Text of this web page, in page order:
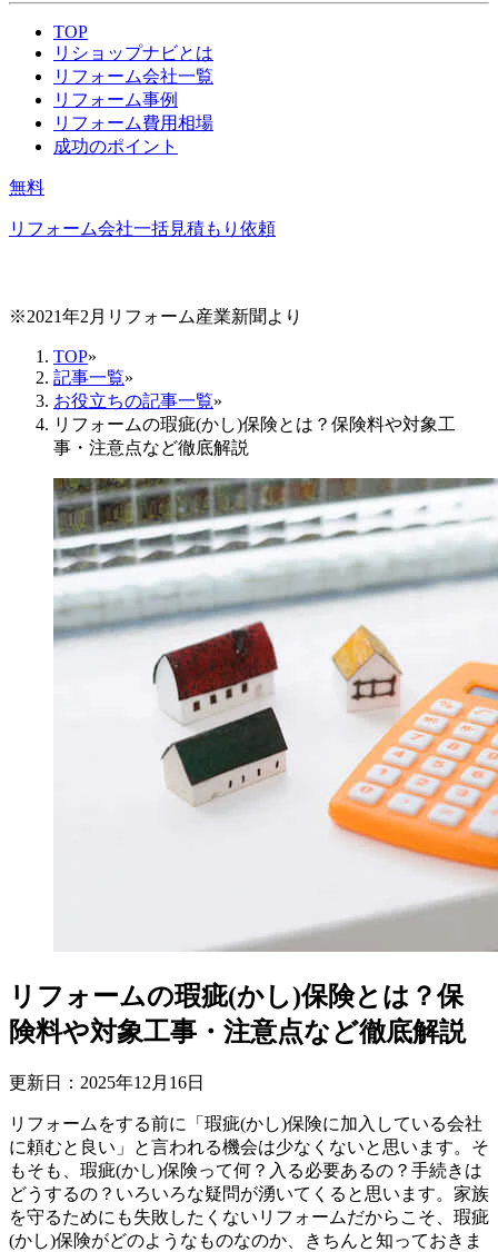
TOP
リショップナビとは
リフォーム会社一覧
リフォーム事例
リフォーム費用相場
成功のポイント
無料
リフォーム会社一括見積もり依頼
※2021年2月リフォーム産業新聞より
TOP»
記事一覧»
お役立ちの記事一覧»
リフォームの瑕疵(かし)保険とは？保険料や対象工
事・注意点など徹底解説
リフォームの瑕疵(かし)保険とは？保
険料や対象工事・注意点など徹底解説
更新日： 2025年12 月 16日
リフォームをする前に「瑕疵(かし)保険に加入している会社
に頼むと良い」と言われる機会は少なくないと思います。そ
もそも、瑕疵(かし)保険って何？入る必要あるの？手続きは
どうするの？いろいろな疑問が湧いてくると思います。家族
を守るためにも失敗したくないリフォームだからこそ、瑕疵
(かし)保険がどのようなものなのか、きちんと知っておきま